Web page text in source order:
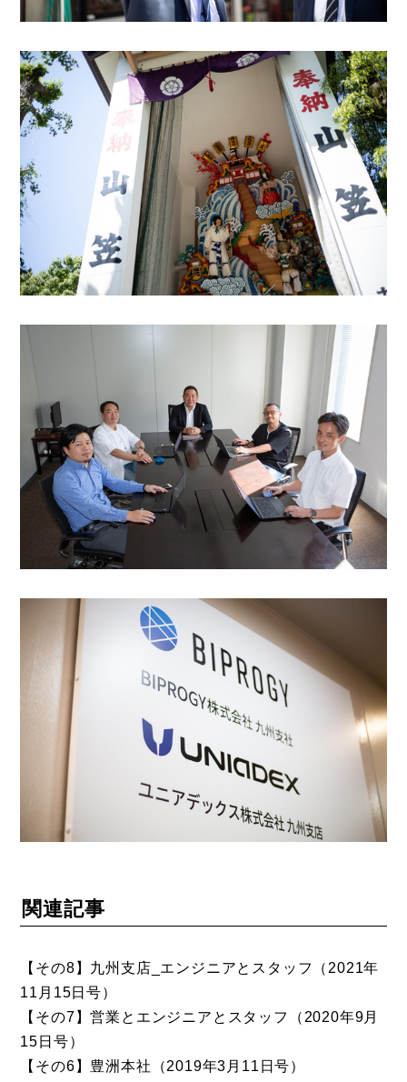
関連記事
【その8】九州支店_エンジニアとスタッフ（2021年
11月15日号）
【その7】営業とエンジニアとスタッフ（2020年9月
15日号）
【その6】豊洲本社（2019年3月11日号）